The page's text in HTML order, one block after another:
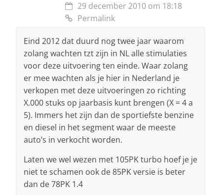
29 december 2010 om 18:18
Permalink
Eind 2012 dat duurd nog twee jaar waarom
zolang wachten tzt zijn in NL alle stimulaties
voor deze uitvoering ten einde. Waar zolang
er mee wachten als je hier in Nederland je
verkopen met deze uitvoeringen zo richting
X.000 stuks op jaarbasis kunt brengen (X = 4 a
5). Immers het zijn dan de sportiefste benzine
en diesel in het segment waar de meeste
auto’s in verkocht worden.
Laten we wel wezen met 105PK turbo hoef je je
niet te schamen ook de 85PK versie is beter
dan de 78PK 1.4